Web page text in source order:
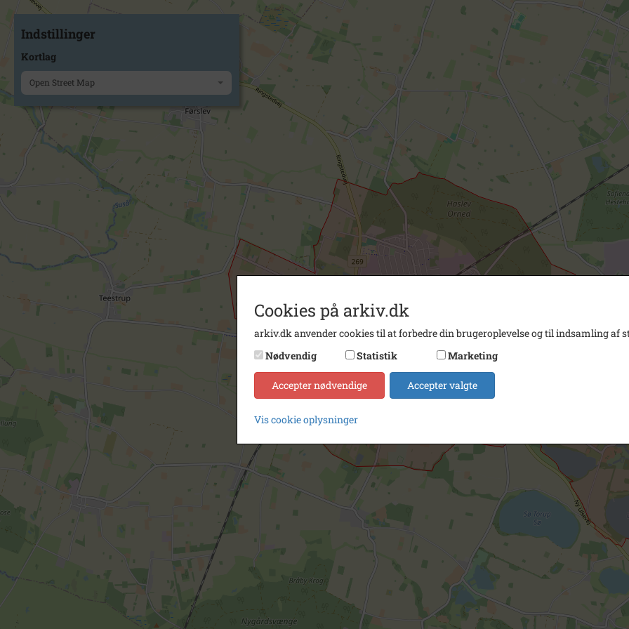
Indstillinger
Kortlag
Open Street Map
Cookies på arkiv.dk
arkiv.dk anvender cookies til at forbedre din brugeroplevelse og til indsamling af
Nødvendig
Statistik Marketing
Accepter nødvendige Accepter valgte
Vis cookie oplysninger